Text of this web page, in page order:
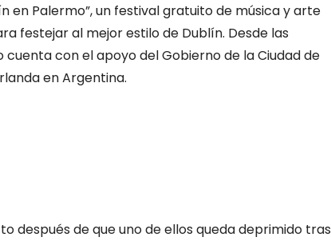
en Palermo”, un festival gratuito de música y arte
festejar al mejor estilo de Dublín. Desde las
cuenta con el apoyo del Gobierno de la Ciudad de
en Argentina.
después de que uno de ellos queda deprimido tras